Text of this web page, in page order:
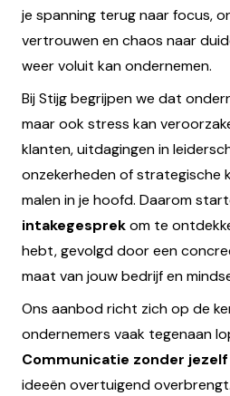
je spanning terug naar focus,
vertrouwen en chaos naar
weer voluit kan ondernemen.
Bij Stijg begrijpen we dat
maar ook stress kan
klanten, uitdagingen in
onzekerheden of strategische
malen in je hoofd. Daarom
intakegesprekom te
hebt, gevolgd door een
maat van jouw bedrijf en
Ons aanbod richt zich op de
ondernemers vaak tegenaan
Communicatie zonder
ideeën overtuigend overbrengt.